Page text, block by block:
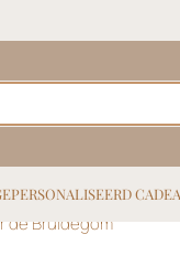
de Bruidegom